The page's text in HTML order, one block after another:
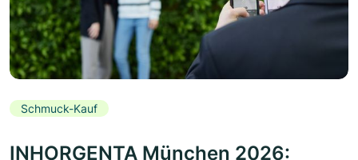
Schmuck-Kauf
INHORGENTA München 2026: